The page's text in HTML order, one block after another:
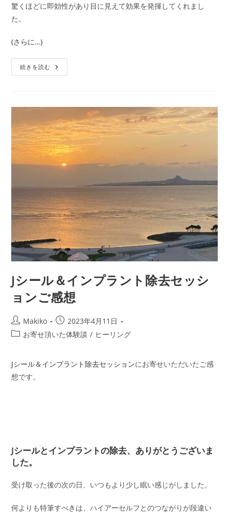
驚くほどに即効性があり目に見えて効果を発揮してくれまし
た。
(さらに…)
続きを読む エ
ネ
ー
を
受
け
た
後
の
変
Jシール＆インプラント除去セッシ
ョンご感想
投
稿
Makiko
投
稿
日:
2023年4月11日
投
テ
ゴ
お寄せ頂いた体験談 / ヒーリング
Jシール＆インプラント除去セッションにお寄せいただいたご感
想です。
Jシールとインプラントの除去、ありがとうございま
した。
受け取った後の次の日、いつもより少し眠い感じがしました。
何よりも特筆すべきは、ハイアーセルフとのつながりが段違い